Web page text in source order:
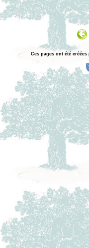
Ces pages ont été